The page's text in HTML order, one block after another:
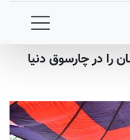
را در چارسوق دنیا